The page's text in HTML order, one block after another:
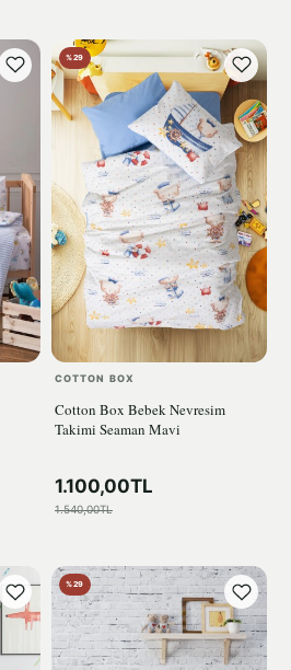
%29
COTTON BOX
Cotton Box Bebek Nevresim
Takimi Seaman Mavi
1.100,00TL
1.540,00TL
%29